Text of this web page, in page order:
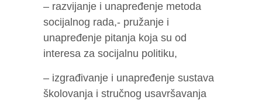
– razvijanje i unapređenje metoda
socijalnog rada,- pružanje i
unapređenje pitanja koja su od
interesa za socijalnu politiku,
– izgrađivanje i unapređenje sustava
školovanja i stručnog usavršavanja